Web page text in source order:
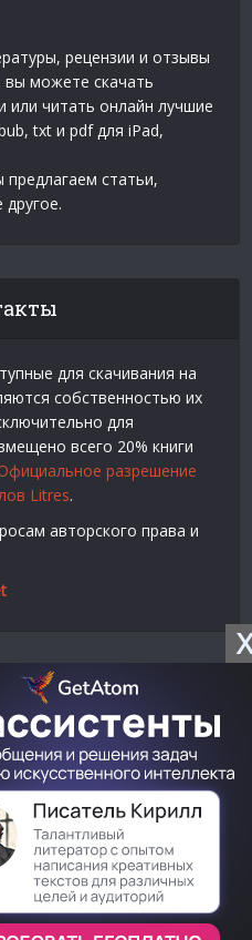
X
рецензии и отзывы
вы можете скачать
или читать онлайн лучшие
txt и pdf для iPad,
статьи,
для скачивания на
собственностью их
для
всего 20% книги
разрешение
Litres.
авторского права и
бесплатно книги в форматах
txt, rtf.